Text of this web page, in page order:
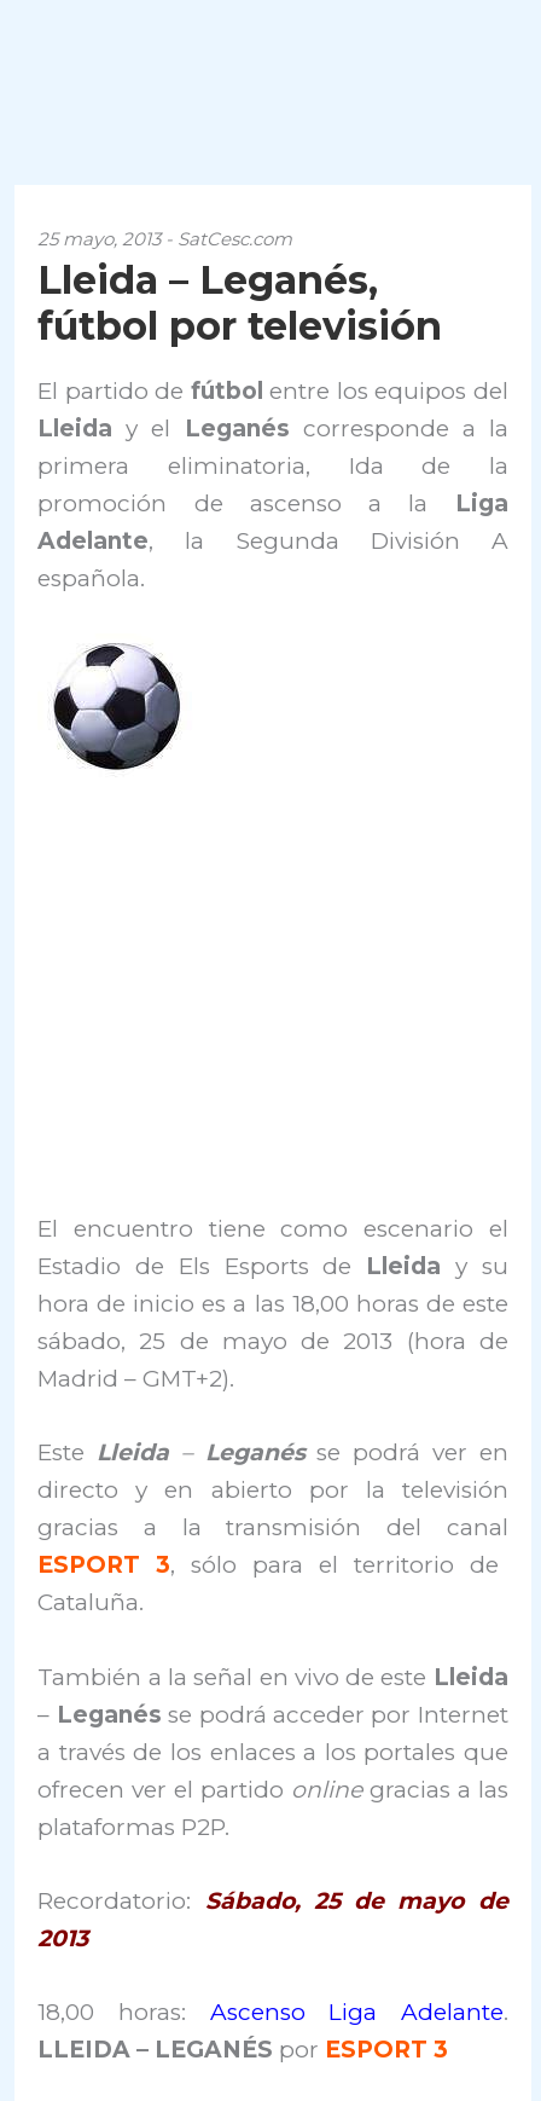
25 mayo, 2013 - SatCesc.com
Lleida – Leganés,
fútbol por televisión
El partido de fútbol entre los equipos del
Lleiday el Leganés corresponde a la
primera eliminatoria, Ida de la
promoción de ascenso a la Liga
Adelante, la Segunda División A
española.
El encuentro tiene como escenario el
Estadio de Els Esports de Lleida y su
hora de inicio es a las 18,00 horas de este
sábado, 25 de mayo de 2013 (hora de
Madrid – GMT+2).
Este Lleida –Leganés se podrá ver en
directo y en abierto por la televisión
gracias a la transmisión del canal
ESPORT 3, sólo para el territorio de
Cataluña.
También a la señal en vivo de este Lleida
– Leganés se podrá acceder por Internet
a través de los enlaces a los portales que
ofrecen ver el partido onlinegracias a las
plataformas P2P.
Recordatorio: Sábado, 25 de mayo de
2013
18,00 horas: Ascenso Liga Adelante.
LLEIDA – LEGANÉS por ESPORT 3